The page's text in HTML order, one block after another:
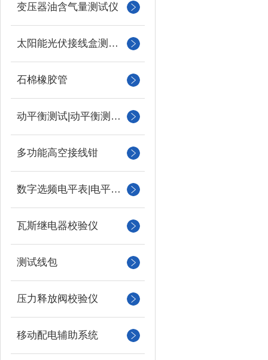
变压器油含气量测试仪
太阳能光伏接线盒测试仪
石棉橡胶管
动平衡测试|动平衡测量仪
多功能高空接线钳
数字选频电平表|电平振荡器
瓦斯继电器校验仪
测试线包
压力释放阀校验仪
移动配电辅助系统